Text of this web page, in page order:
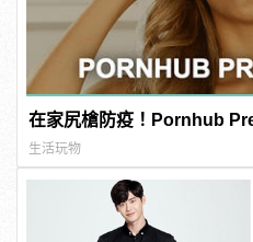
在家尻槍防疫！Pornhub
生活玩物